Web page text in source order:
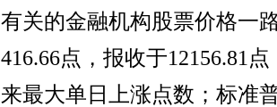
有关的金融机构股票价格一
416.66点，报收于12156.81
来最大单日上涨点数；标准